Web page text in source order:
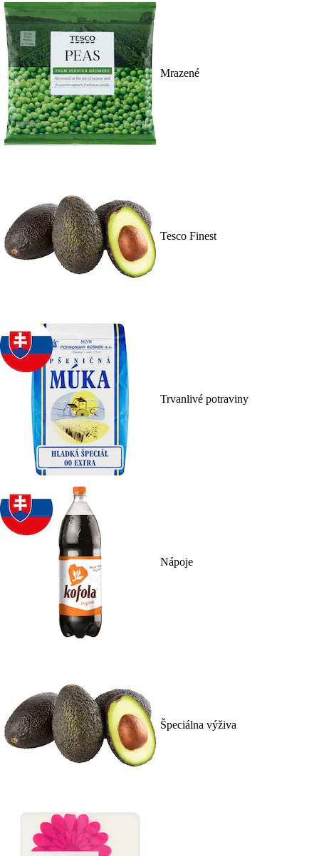
Mrazené
Tesco Finest
Trvanlivé potraviny
Nápoje
Špeciálna výživa